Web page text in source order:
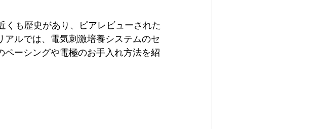
くも歴史があり、ピアレビューされた
ルでは、電気刺激培養システムのセ
ーシングや電極のお手入れ方法を紹